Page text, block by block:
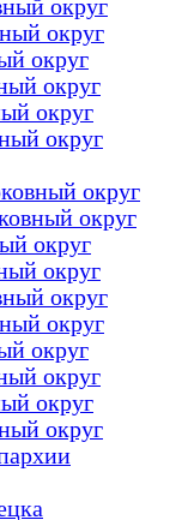
округ
округ
округ
округ
округ
округ
округ
округ
округ
округ
округ
округ
округ
округ
округ
округ